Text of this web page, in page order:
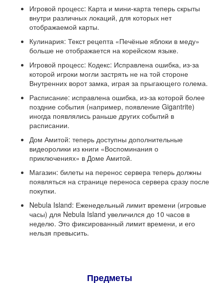
Игровой процесс: Карта и мини-карта теперь скрыты
внутри различных локаций, для которых нет
отображаемой карты.
Кулинария: Текст рецепта «Печёные яблоки в меду»
больше не отображается на корейском языке.
Игровой процесс: Кодекс: Исправлена ​​ошибка, из-за
которой игроки могли застрять не на той стороне
Внутренних ворот замка, играя за прыгающего голема.
Расписание: исправлена ​​ошибка, из-за которой более
поздние события (например, появление Gigantrite)
иногда появлялись раньше других событий в
расписании.
Дом Амитой: теперь доступны дополнительные
видеоролики из книги «Воспоминания о
приключениях» в Доме Амитой.
Магазин: билеты на перенос сервера теперь должны
появляться на странице переноса сервера сразу после
покупки.
Nebula Island: Еженедельный лимит времени (игровые
часы) для Nebula Island увеличился до 10 часов в
неделю. Это фиксированный лимит времени, и его
нельзя превысить.
Предметы